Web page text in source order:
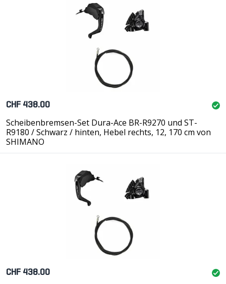
CHF 438.00
Scheibenbremsen-Set Dura-Ace BR-R9270 und ST-
R9180 / Schwarz / hinten, Hebel rechts, 12, 170 cm von
SHIMANO
CHF 438.00